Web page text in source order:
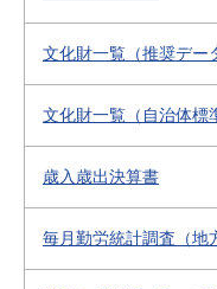
文化財一覧（推奨デー
文化財一覧（自治体標
歳入歳出決算書
毎月勤労統計調査（地